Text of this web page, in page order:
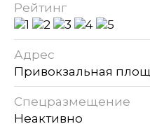
Рейтинг
Адрес
Привокзальная
Спецразмещение
Неактивно